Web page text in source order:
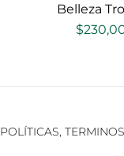
Belleza
$
POLÍTICAS,